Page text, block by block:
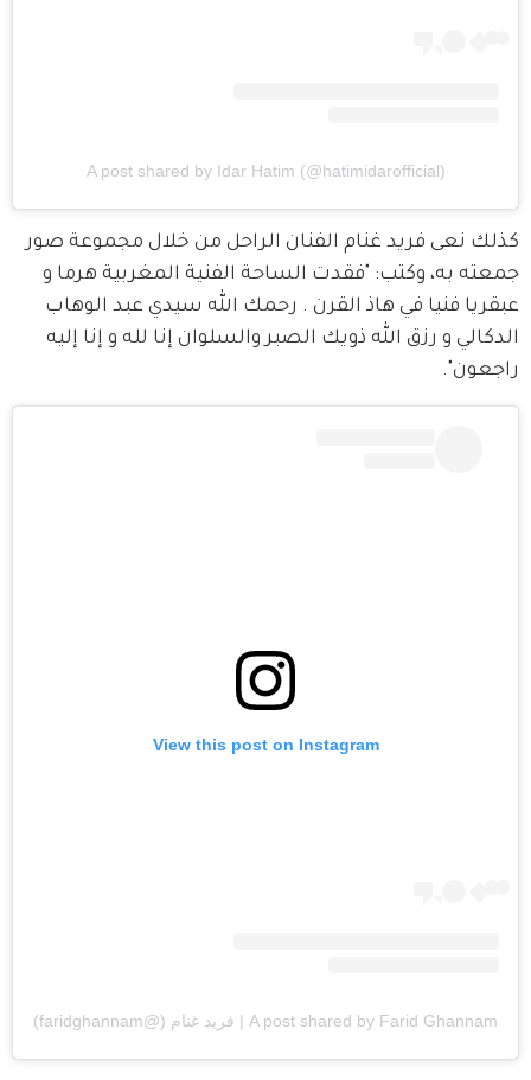
A post shared by Idar Hatim (@hatimidarofficial)
كذلك نعى فريد غنام الفنان الراحل من خلال مجموعة صور
جمعته به، وكتب: "فقدت الساحة الفنية المغربية هرما و
عبقريا فنيا في هاذ القرن . رحمك الله سيدي عبد الوهاب
الدكالي و رزق الله ذويك الصبر والسلوان إنا لله و إنا إليه
راجعون".
View this post on Instagram
A post shared by Farid Ghannam | فريد غنام (@faridghannam)